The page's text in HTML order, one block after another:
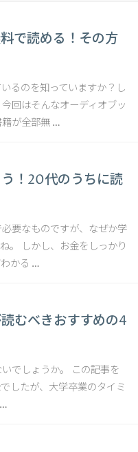
で読める！その方
るのを知っていますか？し
回はそんなオーディオブッ
籍が全部無 …
！20代のうちに読
要なものですが、なぜか学
。 しかし、お金をしっかり
かる …
むべきおすすめの4
でしょうか。 この記事を
したが、大学卒業のタイミ